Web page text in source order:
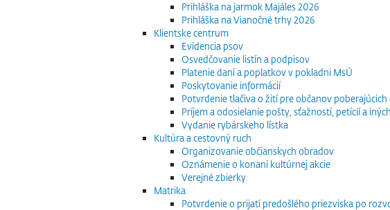
Prihláška na jarmok Majáles 2026
Prihláška na Vianočné trhy 2026
Klientske centrum
Evidencia psov
Osvedčovanie listín a podpisov
Platenie daní a poplatkov v pokladni MsÚ
Poskytovanie informácií
Potvrdenie tlačiva o žití pre občanov poberajúcich
Príjem a odosielanie pošty, sťažností, petícií a
Vydanie rybárskeho lístka
Kultúra a cestovný ruch
Organizovanie občianskych obradov
Oznámenie o konaní kultúrnej akcie
Verejné zbierky
Matrika
Potvrdenie o prijatí predošlého priezviska po